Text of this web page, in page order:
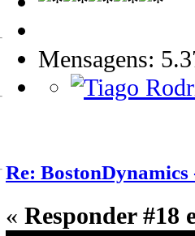
Mensagens:
Re:
« Responder #18